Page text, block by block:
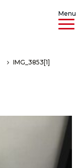
Menu
IMG_3853[1]